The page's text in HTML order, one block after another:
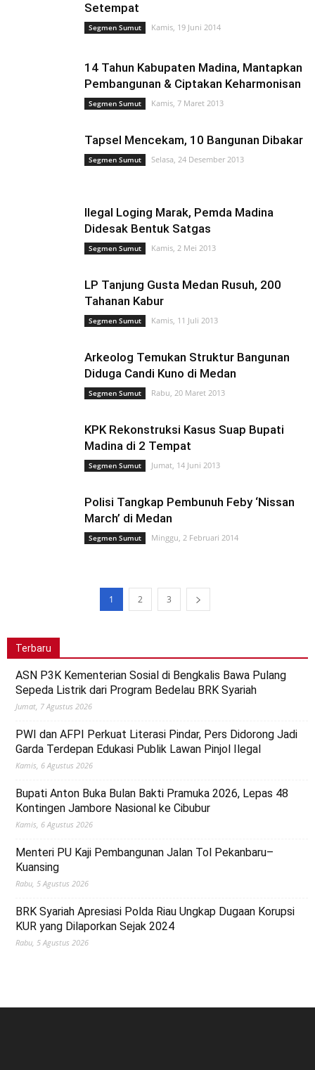
Setempat
Segmen Sumut Kamis, 19 Juni 2014
14 Tahun Kabupaten Madina, Mantapkan
Pembangunan & Ciptakan Keharmonisan
Segmen Sumut Kamis, 7 Maret 2013
Tapsel Mencekam, 10 Bangunan Dibakar
Segmen Sumut Selasa, 24 Desember 2013
Ilegal Loging Marak, Pemda Madina
Didesak Bentuk Satgas
Segmen Sumut Kamis, 2 Mei 2013
LP Tanjung Gusta Medan Rusuh, 200
Tahanan Kabur
Segmen Sumut Kamis, 11 Juli 2013
Arkeolog Temukan Struktur Bangunan
Diduga Candi Kuno di Medan
Segmen Sumut Rabu, 20 Maret 2013
KPK Rekonstruksi Kasus Suap Bupati
Madina di 2 Tempat
Segmen Sumut Jumat, 14 Juni 2013
Polisi Tangkap Pembunuh Feby ‘Nissan
March’ di Medan
Segmen Sumut Minggu, 2 Februari 2014
1 2 3
Terbaru
ASN P3K Kementerian Sosial di Bengkalis Bawa Pulang
Sepeda Listrik dari Program Bedelau BRK Syariah
Jumat, 7 Agustus 2026
PWI dan AFPI Perkuat Literasi Pindar, Pers Didorong Jadi
Garda Terdepan Edukasi Publik Lawan Pinjol Ilegal
Kamis, 6 Agustus 2026
Bupati Anton Buka Bulan Bakti Pramuka 2026, Lepas 48
Kontingen Jambore Nasional ke Cibubur
Kamis, 6 Agustus 2026
Menteri PU Kaji Pembangunan Jalan Tol Pekanbaru–
Kuansing
Rabu, 5 Agustus 2026
BRK Syariah Apresiasi Polda Riau Ungkap Dugaan Korupsi
KUR yang Dilaporkan Sejak 2024
Rabu, 5 Agustus 2026